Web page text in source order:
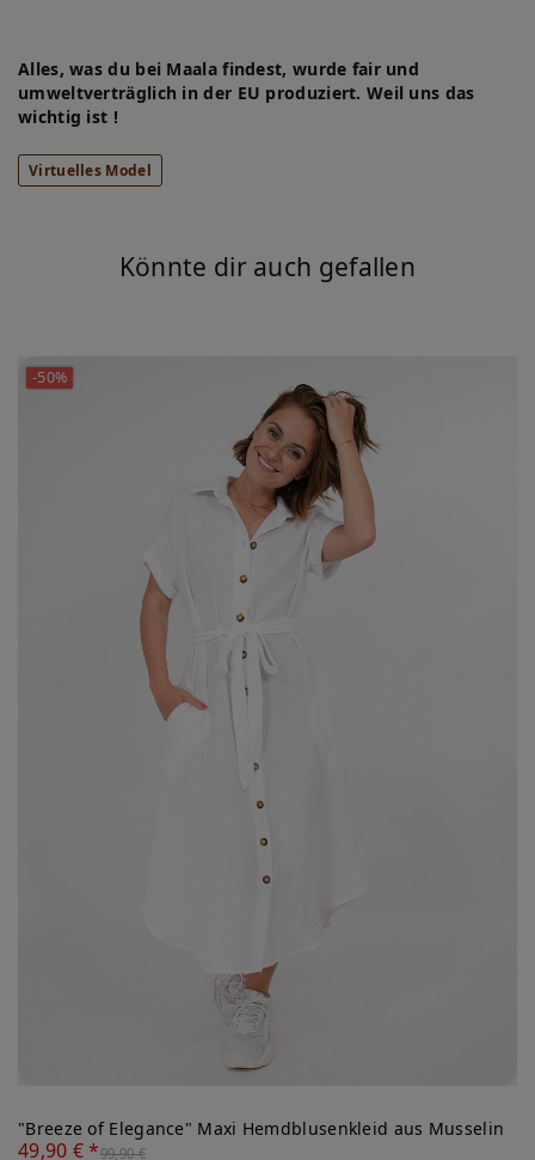
Alles, was du bei Maala findest, wurde fair und
umweltverträglich in der EU produziert. Weil uns das
wichtig ist !
Virtuelles Model
Könnte dir auch gefallen
-50%
"Breeze of Elegance" Maxi Hemdblusenkleid aus Musselin
49,90 € *99,90 €